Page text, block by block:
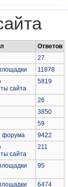
Ответов
27
11878
сайта
5819
26
3850
59
форума
9422
сайта
211
95
6474